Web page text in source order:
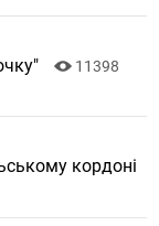
11398
кордоні